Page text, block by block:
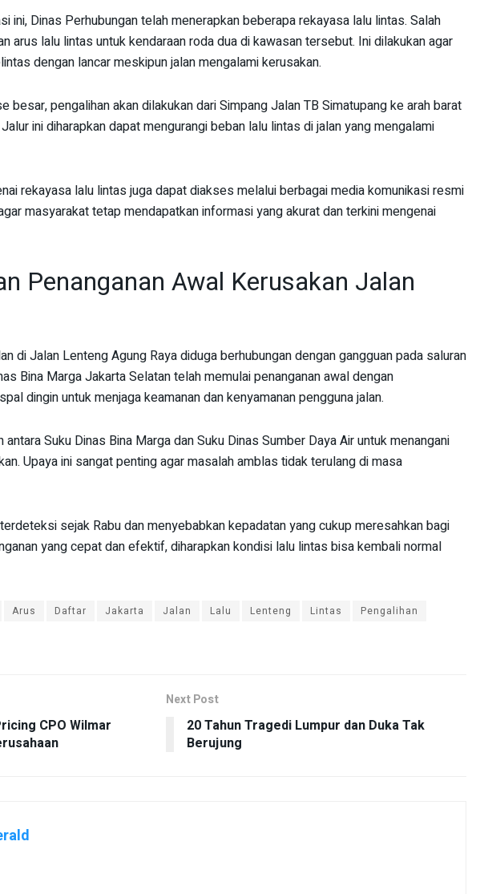
ini, Dinas Perhubungan telah menerapkan beberapa rekayasa lalu lintas. Salah
arus lalu lintas untuk kendaraan roda dua di kawasan tersebut. Ini dilakukan agar
dengan lancar meskipun jalan mengalami kerusakan.
besar, pengalihan akan dilakukan dari Simpang Jalan TB Simatupang ke arah barat
ini diharapkan dapat mengurangi beban lalu lintas di jalan yang mengalami
rekayasa lalu lintas juga dapat diakses melalui berbagai media komunikasi resmi
masyarakat tetap mendapatkan informasi yang akurat dan terkini mengenai
Penanganan Awal Kerusakan Jalan
di Jalan Lenteng Agung Raya diduga berhubungan dengan gangguan pada saluran
Bina Marga Jakarta Selatan telah memulai penanganan awal dengan
dingin untuk menjaga keamanan dan kenyamanan pengguna jalan.
antara Suku Dinas Bina Marga dan Suku Dinas Sumber Daya Air untuk menangani
Upaya ini sangat penting agar masalah amblas tidak terulang di masa
sejak Rabu dan menyebabkan kepadatan yang cukup meresahkan bagi
yang cepat dan efektif, diharapkan kondisi lalu lintas bisa kembali normal
Arus Daftar Jakarta Jalan Lalu Lenteng Lintas
Pengalihan
CPO Wilmar
Next Post
20 Tahun Tragedi Lumpur dan Duka Tak
Berujung